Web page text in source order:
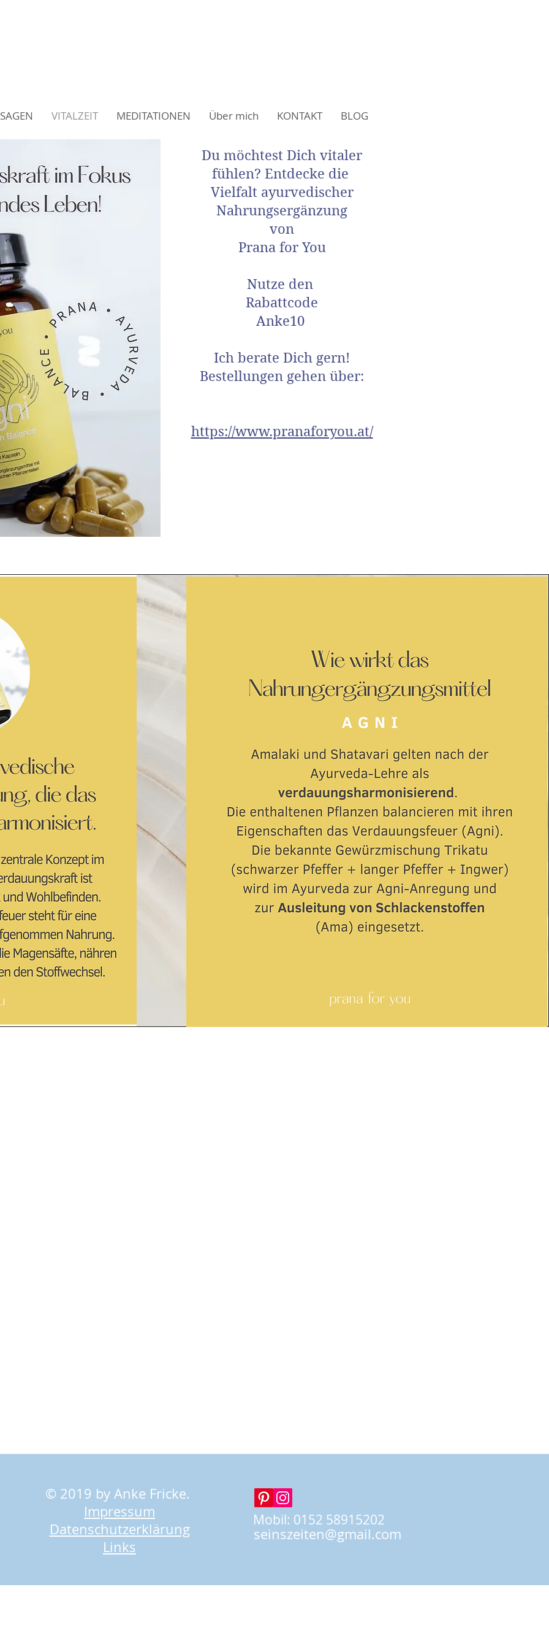
VITALZEIT MEDITATIONEN Über mich KONTAKT BLOG
Du möchtest Dich vitaler
fühlen? Entdecke die
Vielfalt ayurvedischer
Nahrungsergänzung
von
Prana for You
Nutze den
Rabattcode
Anke10
Ich berate Dich gern!
Bestellungen gehen über:
https://www.pranaforyou.at/
© 2019 by Anke Fricke.
Impressum
Datenschutzerklärung
Links
Mobil: 0152 58915202
seinszeiten@gmail.com